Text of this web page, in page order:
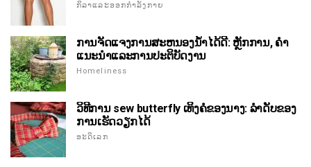
ກິລາແລະອອກກໍາລັງກາຍ
ການຈັດແຈງການສະຫນອງນ້ໍາໄດ້ດີ: ຫຼັກການ, ຄໍາ
ແນະນໍາແລະການປະຕິບັດງານ
Homeliness
ວິທີການ sew butterfly ເທິງຄໍຂອງນາງ: ລໍາດັບຂອງ
ການເຮັດວຽກໄດ້
ອະດິເລກ